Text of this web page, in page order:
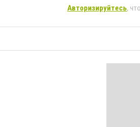
Авторизируйтесь,